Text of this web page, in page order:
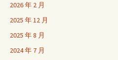
2026 年 2 月
2025 年 12 月
2025 年 8 月
2024 年 7 月